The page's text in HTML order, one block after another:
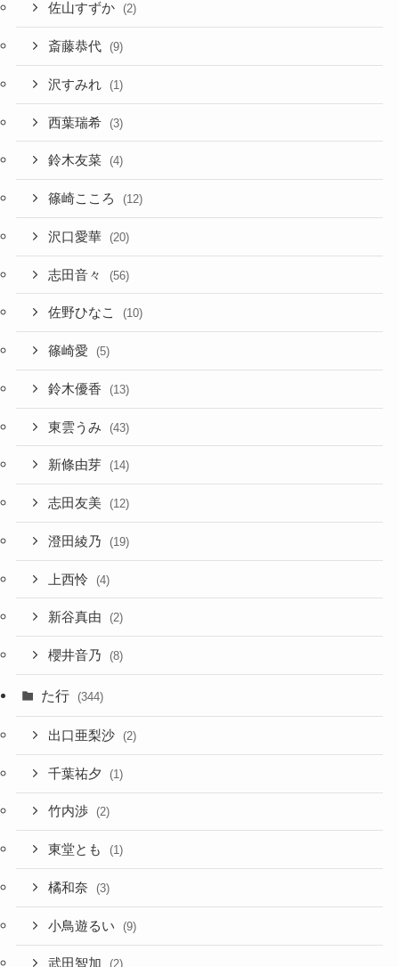
佐山すずか (2)
斎藤恭代 (9)
沢すみれ (1)
西葉瑞希 (3)
鈴木友菜 (4)
篠崎こころ (12)
沢口愛華 (20)
志田音々 (56)
佐野ひなこ (10)
篠崎愛 (5)
鈴木優香 (13)
東雲うみ (43)
新條由芽 (14)
志田友美 (12)
澄田綾乃 (19)
上西怜 (4)
新谷真由 (2)
櫻井音乃 (8)
た行 (344)
出口亜梨沙 (2)
千葉祐夕 (1)
竹内渉 (2)
東堂とも (1)
橘和奈 (3)
小鳥遊るい (9)
武田智加 (2)